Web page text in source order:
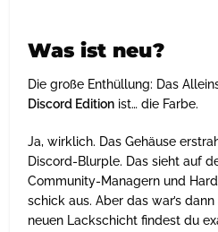
Was ist neu?
Die große Enthüllung: Das
Discord Edition ist… die Farbe.
Ja, wirklich. Das Gehäuse
Discord-Blurple. Das sieht auf
Community-Managern und
schick aus. Aber das war’s
neuen Lackschicht findest du